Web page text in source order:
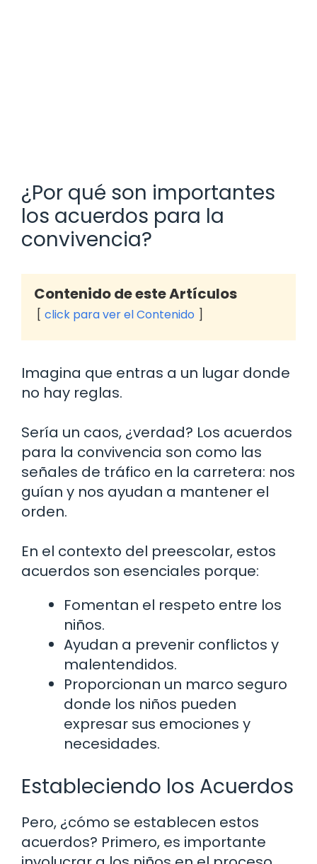
¿Por qué son importantes
los acuerdos para la
convivencia?
Contenido de este Artículos
click para ver el Contenido
Imagina que entras a un lugar donde
no hay reglas.
Sería un caos, ¿verdad? Los acuerdos
para la convivencia son como las
señales de tráfico en la carretera: nos
guían y nos ayudan a mantener el
orden.
En el contexto del preescolar, estos
acuerdos son esenciales porque:
Fomentan el respeto entre los
niños.
Ayudan a prevenir conflictos y
malentendidos.
Proporcionan un marco seguro
donde los niños pueden
expresar sus emociones y
necesidades.
Estableciendo los Acuerdos
Pero, ¿cómo se establecen estos
acuerdos? Primero, es importante